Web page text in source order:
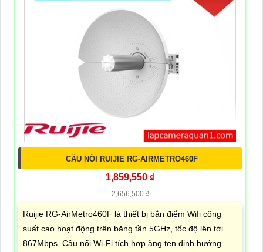
CẦU NỐI RUIJIE RG-AIRMETRO460F
1,859,550 ₫
2,656,500 ₫
Ruijie RG-AirMetro460F là thiết bị bắn điểm Wifi công
suất cao hoạt động trên băng tần 5GHz, tốc độ lên tới
867Mbps. Cầu nối Wi-Fi tích hợp ăng ten định hướng